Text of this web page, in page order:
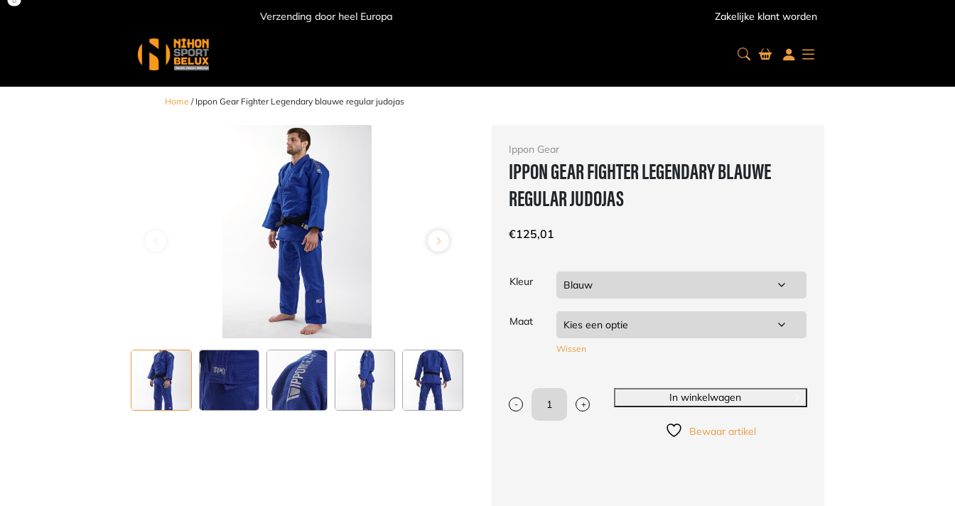
Verzending door heel Europa Zakelijke klant worden
Home / Ippon Gear Fighter Legendary blauwe regular judojas
Ippon Gear
IPPON GEAR FIGHTER LEGENDARY BLAUWE
REGULAR JUDOJAS
€125,01
Kleur
Maat
Wissen
-
Ippon
+
In winkelwagen
Bewaar artikel